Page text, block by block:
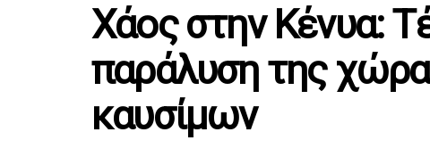
Χάος στην Κένυα:
παράλυση της
καυσίμων